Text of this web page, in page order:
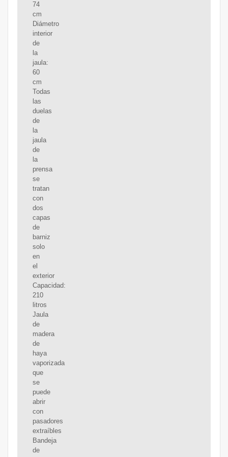
74
cm
Diámetro
interior
de
la
jaula:
60
cm
Todas
las
duelas
de
la
jaula
de
la
prensa
se
tratan
con
dos
capas
de
barniz
solo
en
el
exterior
Capacidad:
210
litros
Jaula
de
madera
de
haya
vaporizada
que
se
puede
abrir
con
pasadores
extraíbles
Bandeja
de